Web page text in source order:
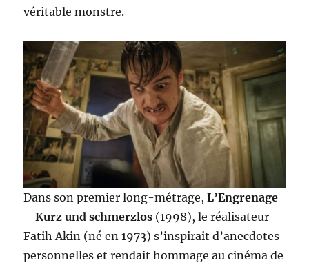
véritable monstre.
Dans son premier long-métrage,L’Engrenage
–Kurz und schmerzlos (1998), le réalisateur
Fatih Akin (né en 1973) s’inspirait d’anecdotes
personnelles et rendait hommage au cinéma de